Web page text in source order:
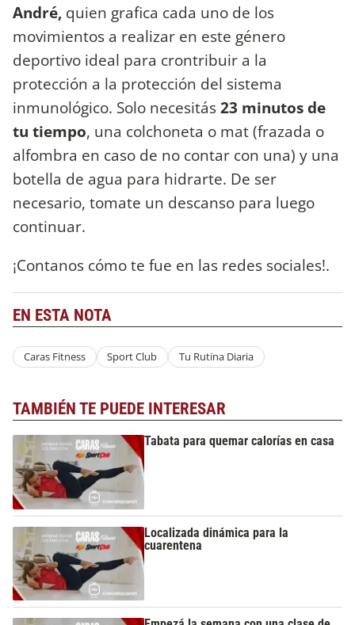
André, quien grafica cada uno de los
movimientos a realizar en este género
deportivo ideal para crontribuir a la
protección a la protección del sistema
inmunológico. Solo necesitás23 minutos de
tu tiempo, una colchoneta o mat (frazada o
alfombra en caso de no contar con una) y una
botella de agua para hidrarte. De ser
necesario, tomate un descanso para luego
continuar.
¡Contanos cómo te fue en las redes sociales!.
EN ESTA NOTA
Caras Fitness Sport Club Tu Rutina Diaria
TAMBIÉN TE PUEDE INTERESAR
Tabata para quemar calorías en casa
Localizada dinámica para la
cuarentena